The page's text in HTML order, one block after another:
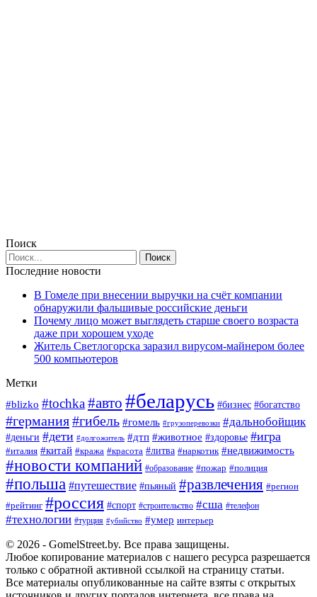
Поиск
Последние новости
В Гомеле при внесении выручки на счёт компании
обнаружили фальшивые российские деньги
Почему лицо может выглядеть старше своего возраста
даже при хорошем уходе
Житель Светлогорска заразил вирусом-майнером более
500 компьютеров
Метки
#blizko #tochka#авто #беларусь #бизнес #богатство
#германия#гибель #гомель #грузоперевозки #дальнобойщик
#деньги #дети #долгожитель #дтп #животное #здоровье #игра
#италия #китай #кража #красота #литва #наркотик #недвижимость
#новости компаний #образование #пожар #полиция
#польша #путешествие #пьяный #развлечения #регион
#рейтинг #россия #спорт #строительство #сша #телефон
#технологии #турция #убийство #умер интерьер
© 2026 - GomelStreet.by. Все права защищены.
Любое копирование материалов с нашего ресурса разрешается
только с обратной активной ссылкой на страницу статьи.
Все материалы опубликованные на сайте взяты с открытых